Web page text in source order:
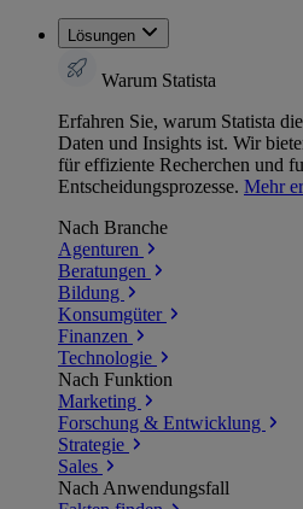
Lösungen
Warum Statista
Erfahren Sie, warum Statista
Daten und Insights ist. Wir
für effiziente Recherchen und
Entscheidungsprozesse. Mehr
Nach Branche
Agenturen
Beratungen
Bildung
Konsumgüter
Finanzen
Technologie
Nach Funktion
Marketing
Forschung & Entwicklung
Strategie
Sales
Nach Anwendungsfall